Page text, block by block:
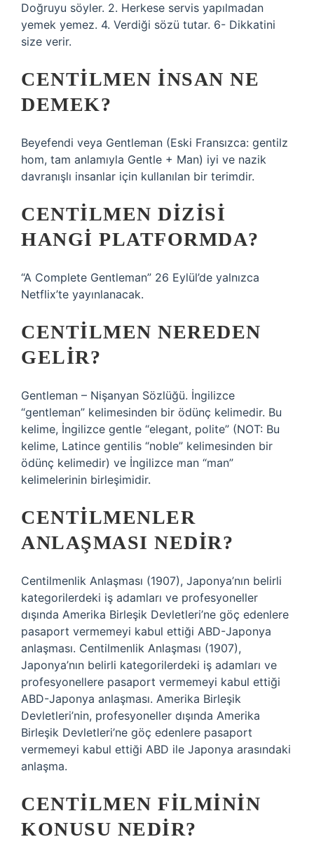
Doğruyu söyler. 2. Herkese servis yapılmadan
yemek yemez. 4. Verdiği sözü tutar. 6- Dikkatini
size verir.
CENTILMEN INSAN NE
DEMEK?
Beyefendi veya Gentleman (Eski Fransızca: gentilz
hom, tam anlamıyla Gentle + Man) iyi ve nazik
davranışlı insanlar için kullanılan bir terimdir.
CENTILMEN DIZISI
HANGI PLATFORMDA?
“A Complete Gentleman” 26 Eylül’de yalnızca
Netflix’te yayınlanacak.
CENTILMEN NEREDEN
GELIR?
Gentleman – Nişanyan Sözlüğü. İngilizce
“gentleman” kelimesinden bir ödünç kelimedir. Bu
kelime, İngilizce gentle “elegant, polite” (NOT: Bu
kelime, Latince gentilis “noble” kelimesinden bir
ödünç kelimedir) ve İngilizce man “man”
kelimelerinin birleşimidir.
CENTILMENLER
ANLAŞMASI NEDIR?
Centilmenlik Anlaşması (1907), Japonya’nın belirli
kategorilerdeki iş adamları ve profesyoneller
dışında Amerika Birleşik Devletleri’ne göç edenlere
pasaport vermemeyi kabul ettiği ABD-Japonya
anlaşması. Centilmenlik Anlaşması (1907),
Japonya’nın belirli kategorilerdeki iş adamları ve
profesyonellere pasaport vermemeyi kabul ettiği
ABD-Japonya anlaşması. Amerika Birleşik
Devletleri’nin, profesyoneller dışında Amerika
Birleşik Devletleri’ne göç edenlere pasaport
vermemeyi kabul ettiği ABD ile Japonya arasındaki
anlaşma.
CENTILMEN FILMININ
KONUSU NEDIR?